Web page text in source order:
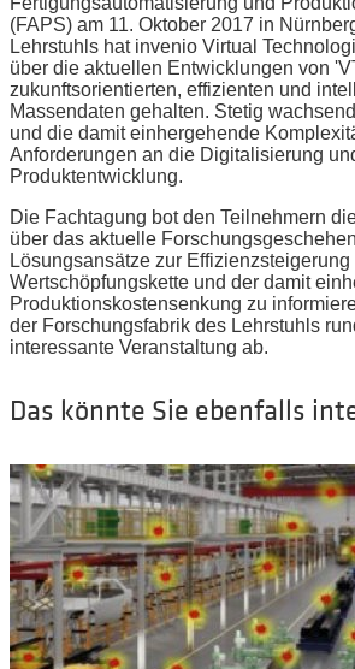
(FAPS) am 11. Oktober 2017 in
Lehrstuhls hat invenio Virtual
über die aktuellen Entwicklungen von
zukunftsorientierten, effizienten und
Massendaten gehalten. Stetig
und die damit einhergehende
Anforderungen an die Digitalisierung
Produktentwicklung.
Die Fachtagung bot den Teilnehmern
über das aktuelle
Lösungsansätze zur
Wertschöpfungskette und der damit
Produktionskostensenkung zu
der Forschungsfabrik des Lehrstuhls
interessante Veranstaltung ab.
Das könnte Sie ebenfalls